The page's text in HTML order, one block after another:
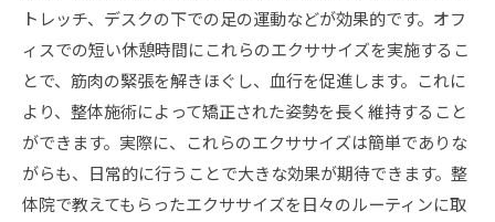
トレッチ、デスクの下での足の運動などが効果的です。オフ
ィスでの短い休憩時間にこれらのエクササイズを実施するこ
とで、筋肉の緊張を解きほぐし、血行を促進します。これに
より、整体施術によって矯正された姿勢を長く維持すること
ができます。実際に、これらのエクササイズは簡単でありな
がらも、日常的に行うことで大きな効果が期待できます。整
体院で教えてもらったエクササイズを日々のルーティンに取